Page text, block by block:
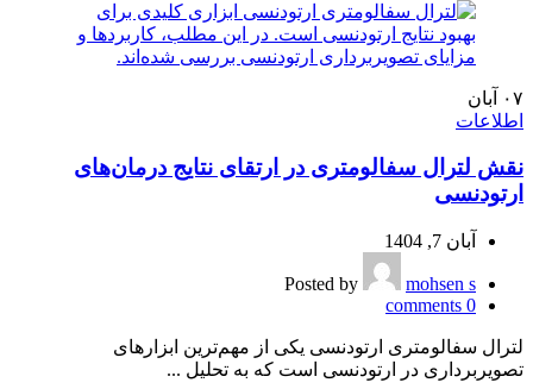
۰۷
آبان
اطلاعات
نقش لترال سفالومتری در ارتقای نتایج درمان‌های
ارتودنسی
آبان 7, 1404
Posted by
mohsen s
0
comments
لترال سفالومتری ارتودنسی یکی از مهم‌ترین ابزارهای
تصویربرداری در ارتودنسی است که به تحلیل ...